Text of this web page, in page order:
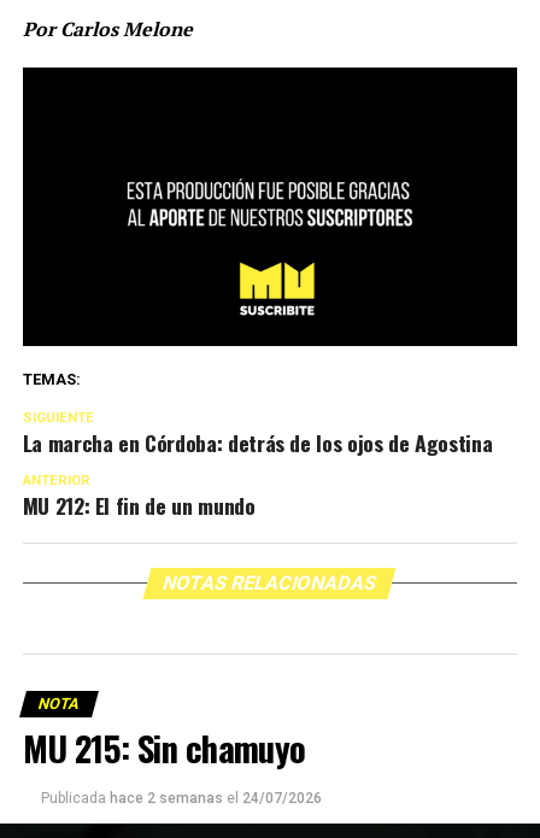
Por Carlos Melone
TEMAS:
SIGUIENTE
La marcha en Córdoba: detrás de los ojos de Agostina
ANTERIOR
MU 212: El fin de un mundo
NOTAS RELACIONADAS
NOTA
MU 215: Sin chamuyo
Publicada hace 2 semanas el 24/07/2026